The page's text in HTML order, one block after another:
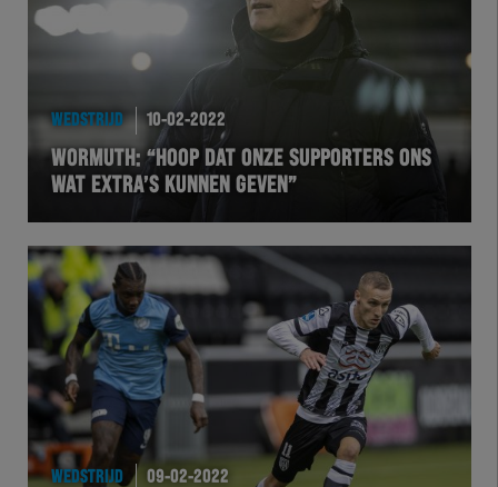
WEDSTRIJD 10-02-2022
WORMUTH: “HOOP DAT ONZE SUPPORTERS ONS
WAT EXTRA’S KUNNEN GEVEN”
WEDSTRIJD 09-02-2022